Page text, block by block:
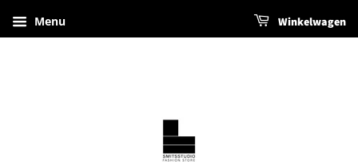
Menu Winkelwagen